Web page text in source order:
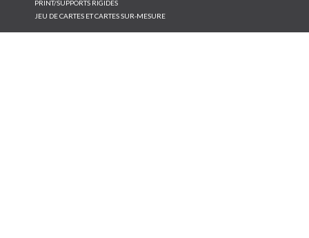
PRINT/SUPPORTS RIGIDES
JEU DE CARTES ET CARTES SUR-MESURE